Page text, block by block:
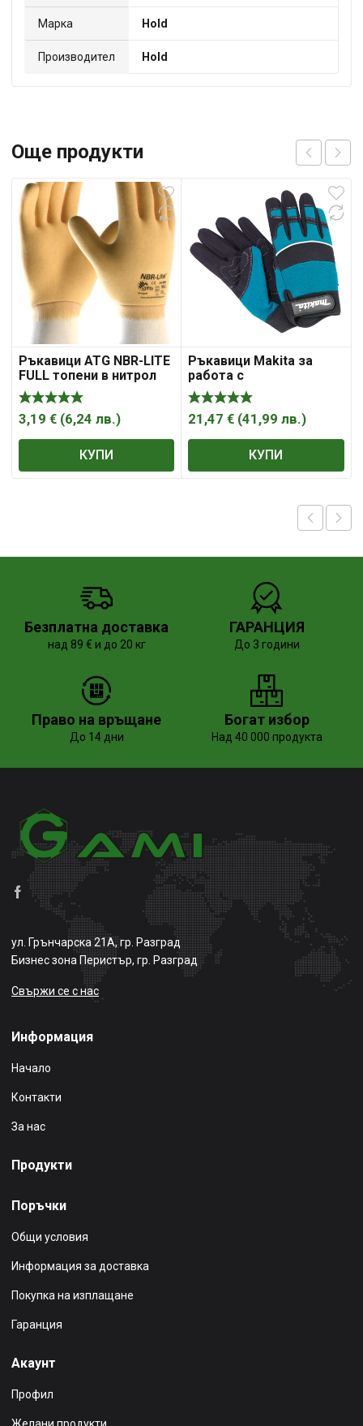
Марка Hold
Производител Hold
Още продукти
Ръкавици ATG NBR-LITE
FULL топени в нитрол
3,19 € (6,24 лв.)
КУПИ
Ръкавици Makita за
работа с
електроинструменти
размер 11
21,47€ (41,99лв.)
КУПИ
Безплатна доставка
над 89 € и до 20 кг
ГАРАНЦИЯ
До 3 години
Право на връщане
До 14 дни
Богат избор
Над 40 000 продукта
ул. Грънчарска 21А, гр. Разград
Бизнес зона Перистър, гр. Разград
Свържи се с нас
Информация
Начало
Контакти
За нас
Продукти
Поръчки
Общи условия
Информация за доставка
Покупка на изплащане
Гаранция
Акаунт
Профил